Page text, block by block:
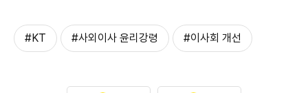
#KT #사외이사 윤리강령 #이사회 개선